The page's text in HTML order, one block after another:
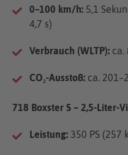
0–100 km/h: 5,1
4,7 s)
Verbrauch (WLTP): ca.
CO₂-Ausstoß: ca.
718 Boxster S – 2,5-Liter-
Leistung: 350 PS (257